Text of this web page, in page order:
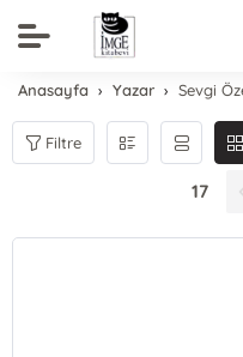
Anasayfa Yazar Sevgi
Filtre
17